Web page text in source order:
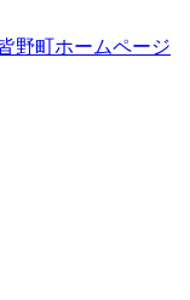
野町ホームページ